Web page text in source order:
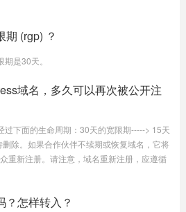
期 (rgp) ？
是30天。
域名，多久可以再次被公开注
过下面的生命周期：30天的宽限期-----> 15天
除。如果合作伙伴不续期或恢复域名，它将
重新注册。请注意，域名重新注册，应遵循
？怎样转入？